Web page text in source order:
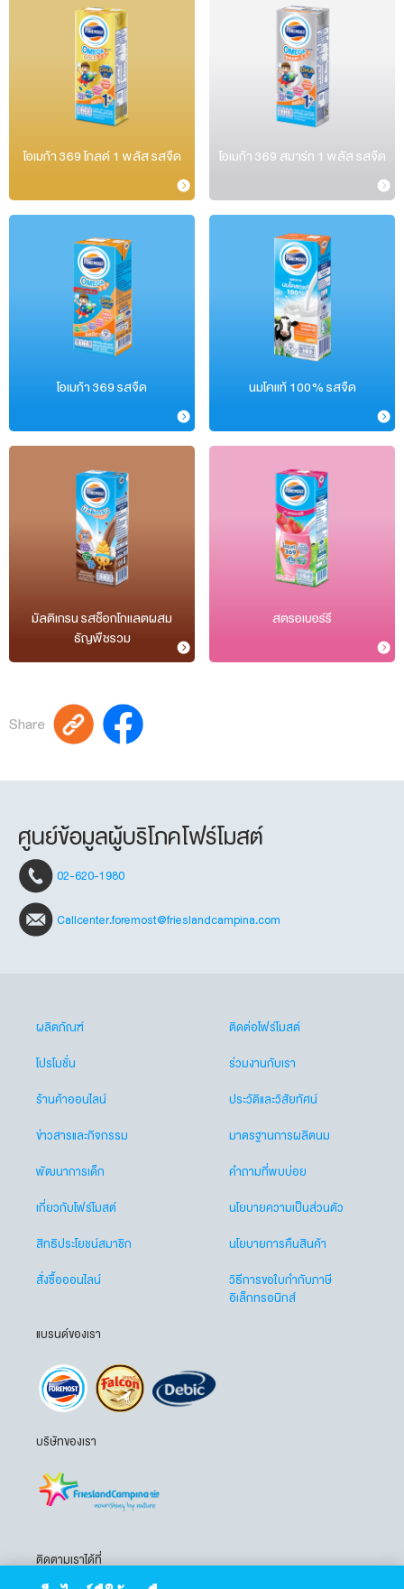
โอเมก้า 369 โกลด์ 1 พลัส รสจืด โอเมก้า 369 สมาร์ท 1 พลัส รสจืด
โอเมก้า 369 รสจืด นมโคแท้ 100% รสจืด
มัลติเกรน รสช็อกโกแลตผสม
ธัญพืชรวม
สตรอเบอร์รี
Share
ศูนย์ข้อมูลผู้บริโภคโฟร์โมสต์
02-620-1980
Callcenter.foremost@frieslandcampina.com
ผลิตภัณฑ์
โปรโมชั่น
ร้านค้าออนไลน์
ข่าวสารและกิจกรรม
พัฒนาการเด็ก
เกี่ยวกับโฟร์โมสต์
สิทธิประโยชน์สมาชิก
สั่งซื้อออนไลน์
ติดต่อโฟร์โมสต์
ร่วมงานกับเรา
ประวัติและวิสัยทัศน์
มาตรฐานการผลิตนม
คำถามที่พบบ่อย
นโยบายความเป็นส่วนตัว
นโยบายการคืนสินค้า
วิธีการขอใบกำกับภาษี
อิเล็กทรอนิกส์
แบรนด์ของเรา
บริษัทของเรา
ติดตามเราได้ที่